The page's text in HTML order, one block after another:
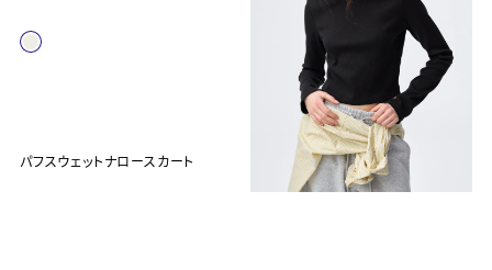
パフスウェットナロースカート